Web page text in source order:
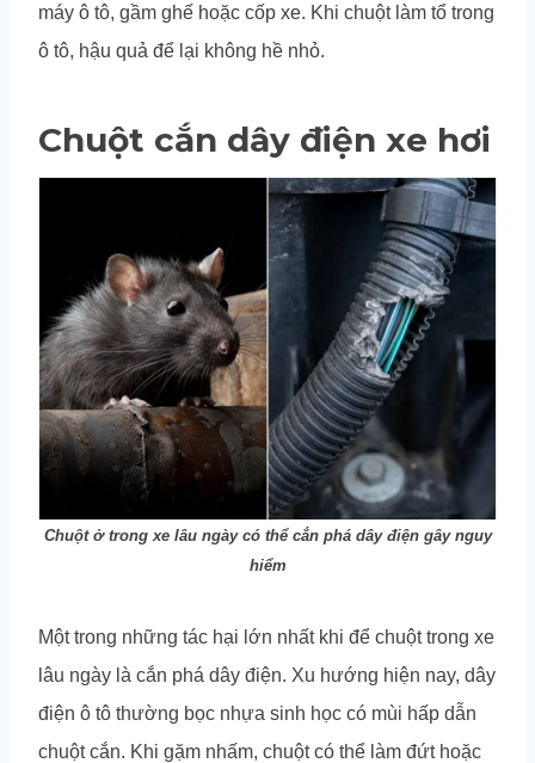
máy ô tô, gầm ghế hoặc cốp xe. Khi chuột làm tổ trong
ô tô, hậu quả để lại không hề nhỏ.
Chuột cắn dây điện xe hơi
Chuột ở trong xe lâu ngày có thể cắn phá dây điện gây nguy
hiểm
Một trong những tác hại lớn nhất khi để chuột trong xe
lâu ngày là cắn phá dây điện. Xu hướng hiện nay, dây
điện ô tô thường bọc nhựa sinh học có mùi hấp dẫn
chuột cắn. Khi gặm nhấm, chuột có thể làm đứt hoặc